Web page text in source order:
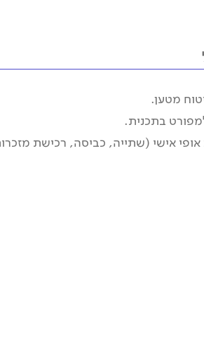
מטען.
בתכנית.
אישי (שתייה, כביסה, רכישת